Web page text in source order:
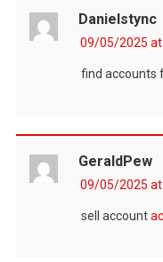
Danielstync
09/05/2025 at
find accounts
GeraldPew
09/05/2025 at
sell account